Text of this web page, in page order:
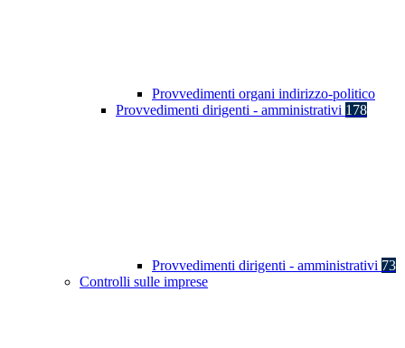
Provvedimenti organi indirizzo-politico
Provvedimenti dirigenti - amministrativi 178
Provvedimenti dirigenti - amministrativi 73
Controlli sulle imprese